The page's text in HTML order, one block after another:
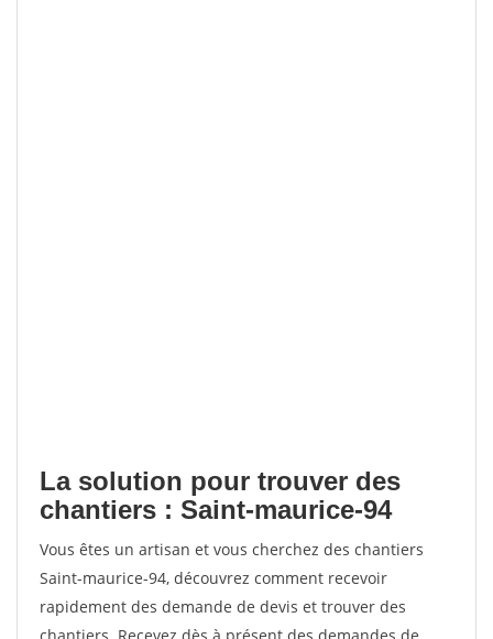
La solution pour trouver des
chantiers : Saint-maurice-94
Vous êtes un artisan et vous cherchez des chantiers
Saint-maurice-94, découvrez comment recevoir
rapidement des demande de devis et trouver des